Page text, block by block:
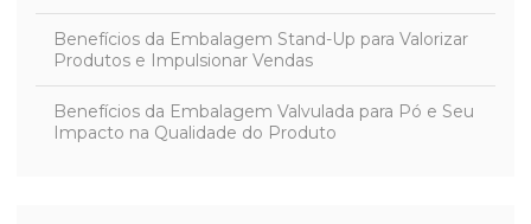
Benefícios da Embalagem Stand-Up para Valorizar
Produtos e Impulsionar Vendas
Benefícios da Embalagem Valvulada para Pó e Seu
Impacto na Qualidade do Produto